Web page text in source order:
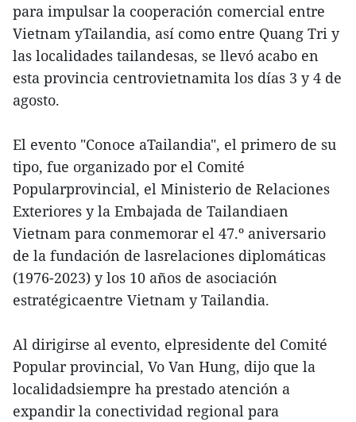
para impulsar la cooperación comercial entre
Vietnam yTailandia, así como entre Quang Tri y
las localidades tailandesas, se llevó acabo en
esta provincia centrovietnamita los días 3 y 4 de
agosto.
El evento "Conoce aTailandia", el primero de su
tipo, fue organizado por el Comité
Popularprovincial, el Ministerio de Relaciones
Exteriores y la Embajada de Tailandiaen
Vietnam para conmemorar el 47.º aniversario
de la fundación de lasrelaciones diplomáticas
(1976-2023) y los 10 años de asociación
estratégicaentre Vietnam y Tailandia.
Al dirigirse al evento, elpresidente del Comité
Popular provincial, Vo Van Hung, dijo que la
localidadsiempre ha prestado atención a
expandir la conectividad regional para